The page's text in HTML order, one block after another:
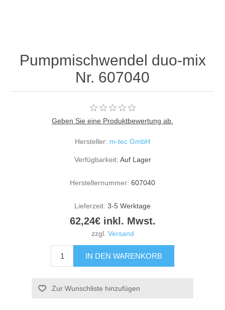
Pumpmischwendel duo-mix
Nr. 607040
Geben Sie eine Produktbewertung ab.
Hersteller: m-tec GmbH
Verfügbarkeit: Auf Lager
Herstellernummer: 607040
Lieferzeit: 3-5 Werktage
62,24€ inkl. Mwst.
zzgl. Versand